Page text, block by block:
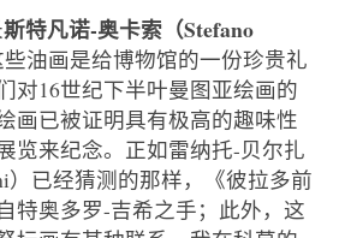
斯特凡诺-奥卡索（Stefano
油画是给博物馆的一份珍贵礼
对16世纪下半叶曼图亚绘画的
画已被证明具有极高的趣味性
览来纪念。正如雷纳托-贝尔扎
）已经猜测的那样，《彼拉多前
特奥多罗-吉希之手；此外，这